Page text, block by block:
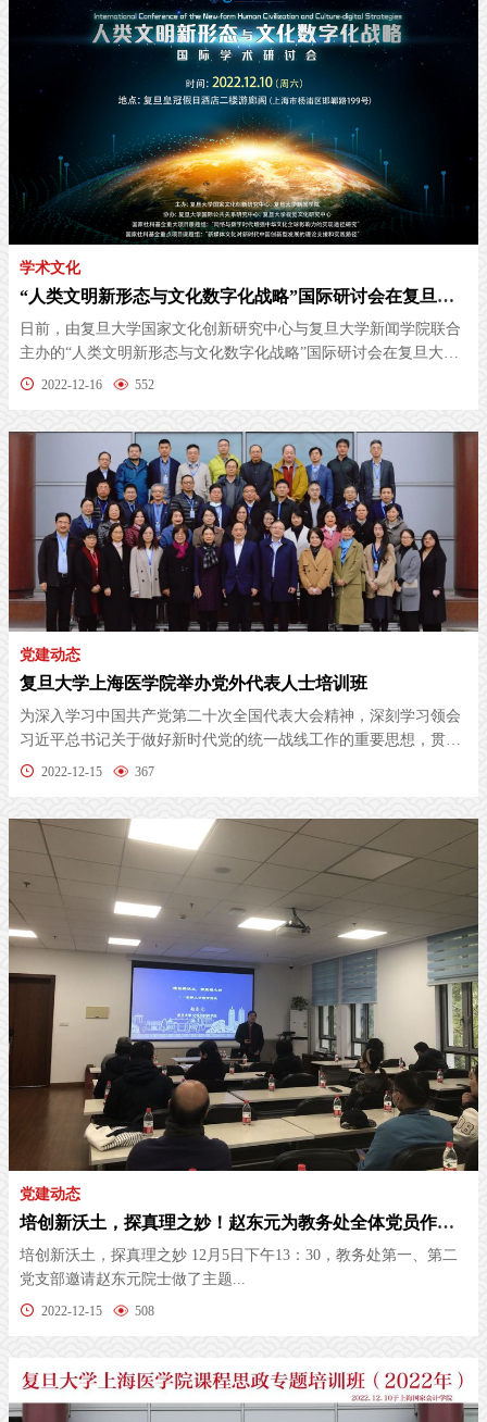
学术文化
“人类文明新形态与文化数字化战略”国际研讨会在复旦大学成功举办
日前，由复旦大学国家文化创新研究中心与复旦大学新闻学院联合
主办的“人类文明新形态与文化数字化战略”国际研讨会在复旦大学
成功举...
2022-12-16 552
党建动态
复旦大学上海医学院举办党外代表人士培训班
为深入学习中国共产党第二十次全国代表大会精神，深刻学习领会
习近平总书记关于做好新时代党的统一战线工作的重要思想，贯彻
落实《统...
2022-12-15 367
党建动态
培创新沃土，探真理之妙！赵东元为教务处全体党员作报告
培创新沃土，探真理之妙 12月5日下午13：30，教务处第一、第二
党支部邀请赵东元院士做了主题...
2022-12-15 508